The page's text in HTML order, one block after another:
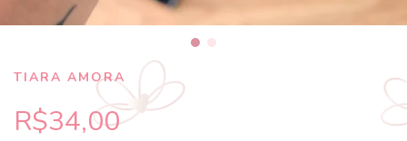
TIARA AMORA
R$34,00